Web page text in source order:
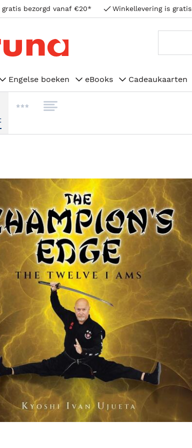
gratis bezorgd vanaf €20* Winkellevering is gratis
Engelse boeken eBooks Cadeaukaarten